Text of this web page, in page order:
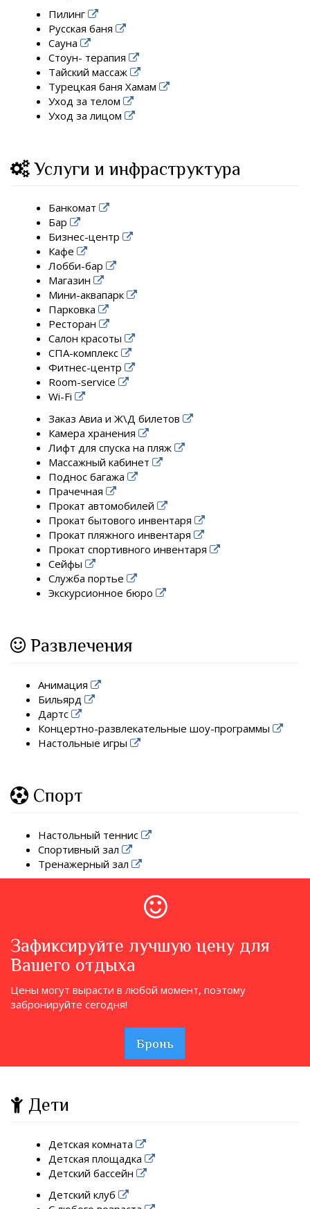
Пилинг
Русская баня
Сауна
Стоун- терапия
Тайский массаж
Турецкая баня Хамам
Уход за телом
Уход за лицом
Услуги и инфраструктура
Банкомат
Бар
Бизнес-центр
Кафе
Лобби-бар
Магазин
Мини-аквапарк
Парковка
Ресторан
Салон красоты
СПА-комплекс
Фитнес-центр
Room-service
Wi-Fi
Заказ Авиа и Ж\Д билетов
Камера хранения
Лифт для спуска на пляж
Массажный кабинет
Поднос багажа
Прачечная
Прокат автомобилей
Прокат бытового инвентаря
Прокат пляжного инвентаря
Прокат спортивного инвентаря
Сейфы
Служба портье
Экскурсионное бюро
Развлечения
Анимация
Бильярд
Дартс
Концертно-развлекательные шоу-программы
Настольные игры
Спорт
Настольный теннис
Спортивный зал
Тренажерный зал
Зафиксируйте лучшую цену для
Вашего отдыха
Цены могут вырасти в любой момент, поэтому
забронируйте сегодня!
Бронь
Дети
Детская комната
Детская площадка
Детский бассейн
Детский клуб